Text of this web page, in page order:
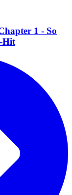
1 - So
Hit